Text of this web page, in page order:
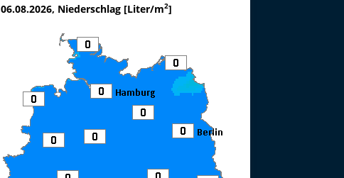
06.08.2026, Niederschlag [Liter/m2]